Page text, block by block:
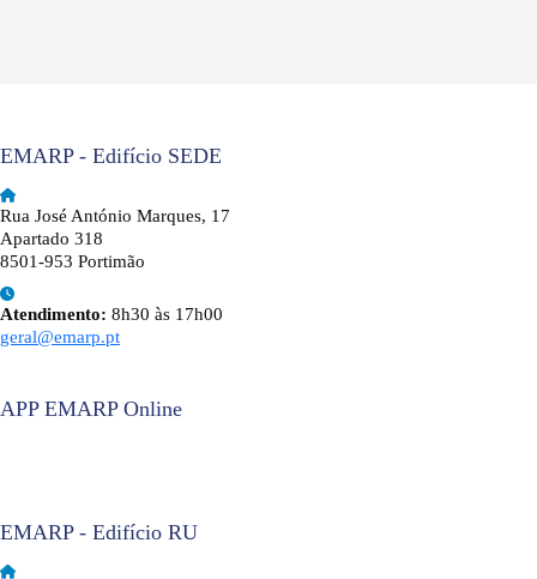
EMARP - Edifício SEDE
Rua José António Marques, 17
Apartado 318
8501-953 Portimão
Atendimento: 8h30 às 17h00
geral@emarp.pt
APP EMARP Online
EMARP - Edifício RU